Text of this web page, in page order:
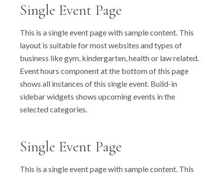
Single Event Page
This is a single event page with sample content. This
layout is suitable for most websites and types of
business like gym, kindergarten, health or law related.
Event hours component at the bottom of this page
shows all instances of this single event. Build-in
sidebar widgets shows upcoming events in the
selected categories.
Single Event Page
This is a single event page with sample content. This